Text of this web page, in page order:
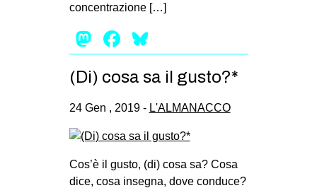
concentrazione […]
Mastodon
Facebook
(Di) cosa sa il gusto?*
24 Gen , 2019 - L'ALMANACCO
Cos’è il gusto, (di) cosa sa? Cosa
dice, cosa insegna, dove conduce?